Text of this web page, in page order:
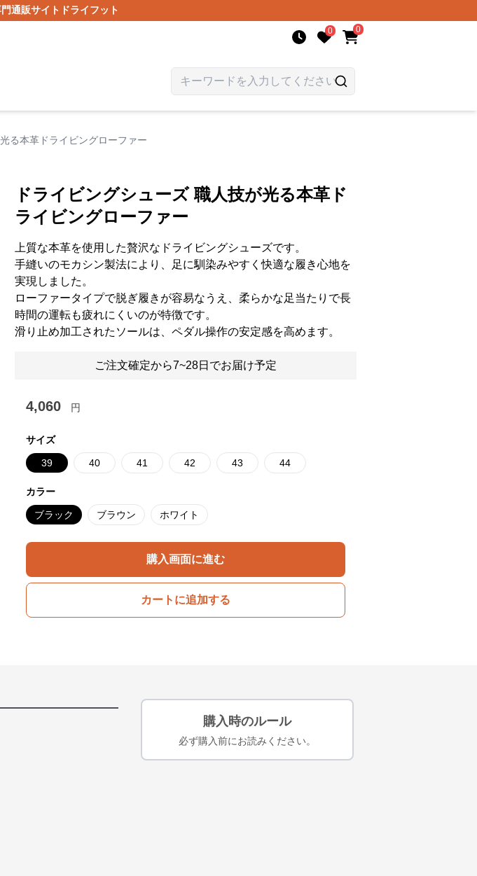
通販サイト ドライフット
0 0
る本革ドライビングローファー
slide
ドライビングシューズ 職人技が光る本革ド
ライビングローファー
上質な本革を使用した贅沢なドライビングシューズです。
手縫いのモカシン製法により、足に馴染みやすく快適な履き心地を
実現しました。
ローファータイプで脱ぎ履きが容易なうえ、柔らかな足当たりで長
時間の運転も疲れにくいのが特徴です。
滑り止め加工されたソールは、ペダル操作の安定感を高めます。
ご注文確定から7~28日でお届け予定
4,060 円
サイズ
39 40 41 42 43 44
カラー
ブラック ブラウン ホワイト
購入画面に進む
カートに追加する
購入時のルール
必ず購入前にお読みください。